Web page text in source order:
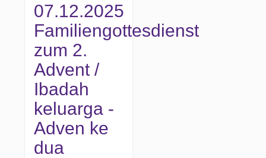
07.12.2025
Familiengottesdienst
zum 2.
Advent /
Ibadah
keluarga -
Adven ke
dua